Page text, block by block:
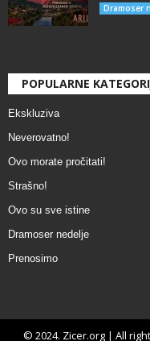
Dramoser
POPULARNE
Ekskluziva
Neverovatno!
Ovo morate pročitati!
Strašno!
Ovo su sve istine
Dramoser nedelje
Prenosimo
© 2024. Zicer.org | All